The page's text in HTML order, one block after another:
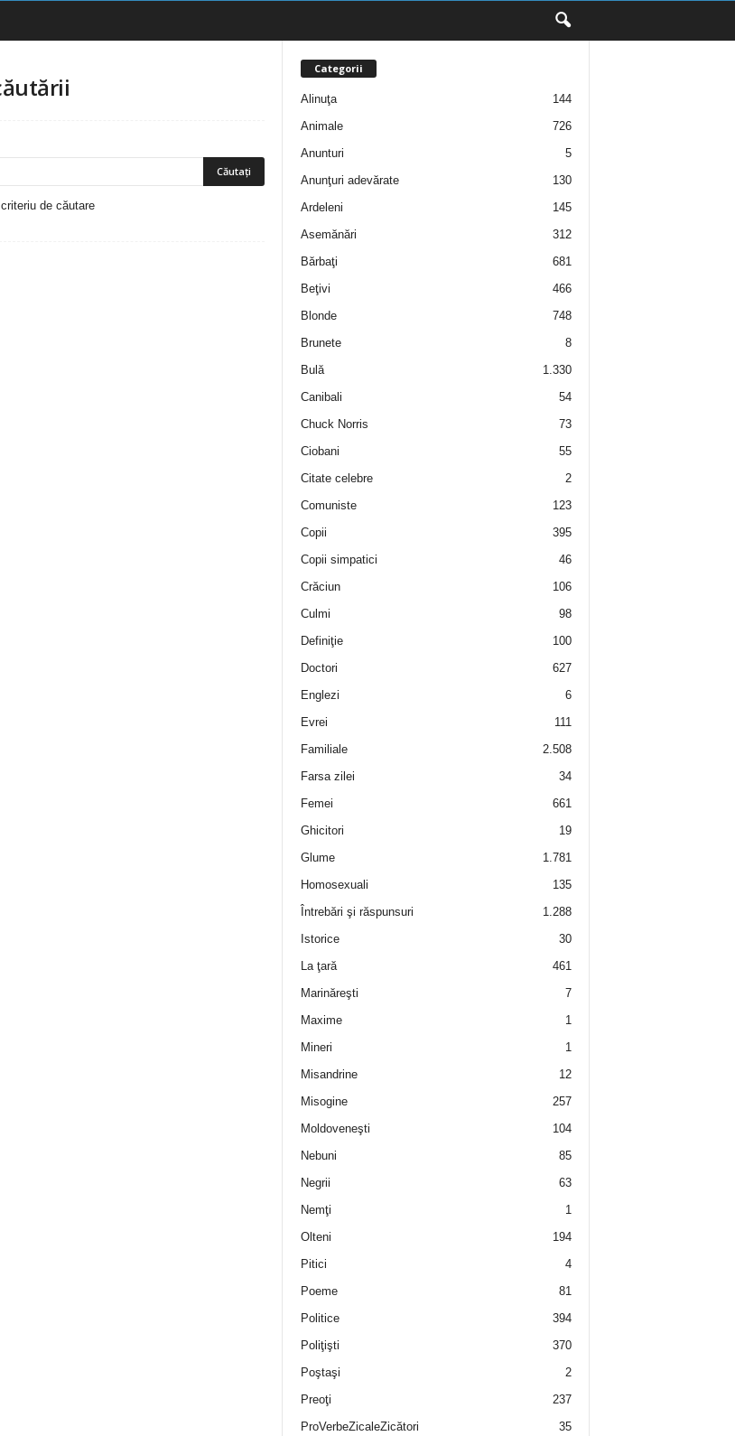
de căutare
Categorii
Alinuţa
144
Animale
726
Anunturi
5
Anunţuri adevărate
130
Ardeleni
145
Asemănări
312
Bărbaţi
681
Beţivi
466
Blonde
748
Brunete
8
Bulă
1.330
Canibali
54
Chuck Norris
73
Ciobani
55
Citate celebre
2
Comuniste
123
Copii
395
Copii simpatici
46
Crăciun
106
Culmi
98
Definiţie
100
Doctori
627
Englezi
6
Evrei
111
Familiale
2.508
Farsa zilei
34
Femei
661
Ghicitori
19
Glume
1.781
Homosexuali
135
Întrebări şi răspunsuri
1.288
Istorice
30
La ţară
461
Marinăreşti
7
Maxime
1
Mineri
1
Misandrine
12
Misogine
257
Moldoveneşti
104
Nebuni
85
Negrii
63
Nemţi
1
Olteni
194
Pitici
4
Poeme
81
Politice
394
Poliţişti
370
Poştaşi
2
Preoţi
237
ProVerbeZicaleZicători
35